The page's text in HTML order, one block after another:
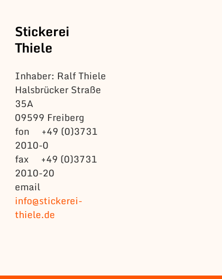
Stickerei
Thiele
Inhaber: Ralf Thiele
Halsbrücker Straße
35A
09599 Freiberg
fon +49 (0)3731
2010-0
fax +49 (0)3731
2010-20
email
info@stickerei-
thiele.de